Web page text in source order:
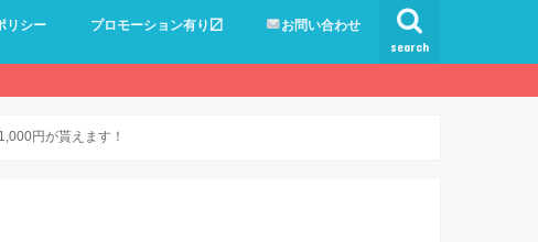
search
リシー プロモーション有り〼 お問い合わせ
円が貰えます！